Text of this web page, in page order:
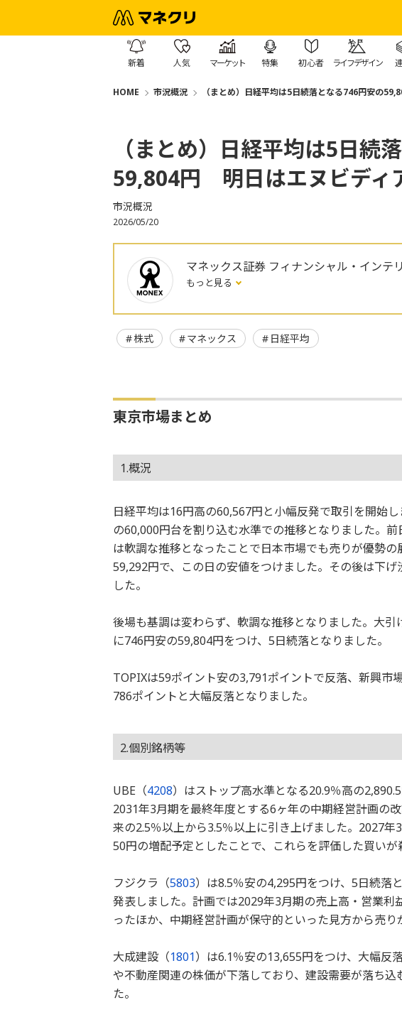
新着 人気 マーケット 特集 初心者 ライフデザイン
HOME 市況概況 （まとめ）日経平均は5日続落となる746円安の
（まとめ）日経平均は5日続
59,804円 明日はエヌビディ
市況概況
2026/05/20
マネックス証券 フィナンシャル・インテ
もっと見る
株式 マネックス 日経平均
東京市場まとめ
1.概況
日経平均は16円高の60,567円と小幅反発で取引を開始
の60,000円台を割り込む水準での推移となりました。
は軟調な推移となったことで日本市場でも売りが優勢
59,292円で、この日の安値をつけました。その後は下
した。
後場も基調は変わらず、軟調な推移となりました。大
に746円安の59,804円をつけ、5日続落となりました。
TOPIXは59ポイント安の3,791ポイントで反落、新興市
786ポイントと大幅反落となりました。
2.個別銘柄等
UBE（4208）はストップ高水準となる20.9％高の
2031年3月期を最終年度とする6ヶ年の中期経営計画の
来の2.5％以上から3.5％以上に引き上げました。2027
50円の増配予定としたことで、これらを評価した買いが
フジクラ（5803）は8.5％安の4,295円をつけ、5日続落
発表しました。計画では2029年3月期の売上高・営業
ったほか、中期経営計画が保守的といった見方から売り
大成建設（1801）は6.1％安の13,655円をつけ、大幅反
や不動産関連の株価が下落しており、建設需要が落ち
た。